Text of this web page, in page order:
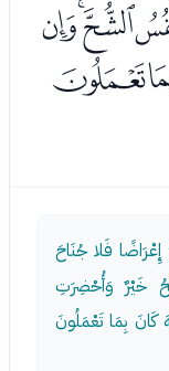
فَلا جُنَاحَ
خَيْرٌ وَأُحْضِرَتِ
كَانَ بِمَا تَعْمَلُونَ